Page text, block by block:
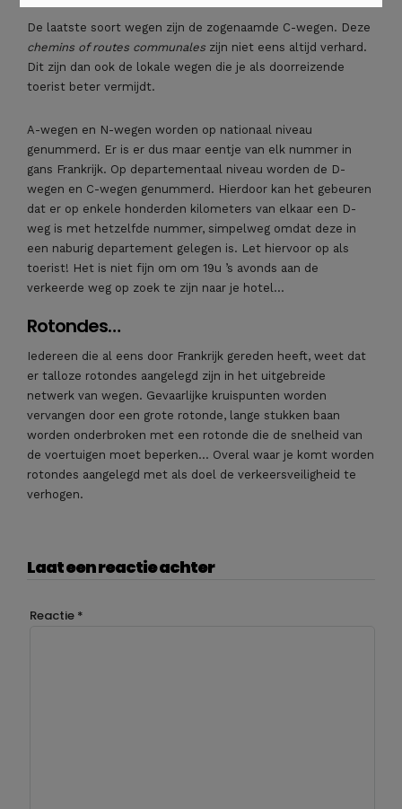
De laatste soort wegen zijn de zogenaamde C-wegen. Deze
chemins of routes communales zijn niet eens altijd verhard.
Dit zijn dan ook de lokale wegen die je als doorreizende
toerist beter vermijdt.
A-wegen en N-wegen worden op nationaal niveau
genummerd. Er is er dus maar eentje van elk nummer in
gans Frankrijk. Op departementaal niveau worden de D-
wegen en C-wegen genummerd. Hierdoor kan het gebeuren
dat er op enkele honderden kilometers van elkaar een D-
weg is met hetzelfde nummer, simpelweg omdat deze in
een naburig departement gelegen is. Let hiervoor op als
toerist! Het is niet fijn om om 19u ’s avonds aan de
verkeerde weg op zoek te zijn naar je hotel…
Rotondes…
Iedereen die al eens door Frankrijk gereden heeft, weet dat
er talloze rotondes aangelegd zijn in het uitgebreide
netwerk van wegen. Gevaarlijke kruispunten worden
vervangen door een grote rotonde, lange stukken baan
worden onderbroken met een rotonde die de snelheid van
de voertuigen moet beperken… Overal waar je komt worden
rotondes aangelegd met als doel de verkeersveiligheid te
verhogen.
Laat een reactie achter
Reactie *